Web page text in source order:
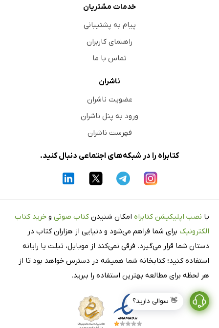
👋 سوالی دارید؟
خدمات مشتریان
پیام به پشتیبانی
راهنمای کاربران
تماس با ما
ناشران
عضویت ناشران
ورود به پنل ناشران
فهرست ناشران
کتابراه را در شبکه‌های اجتماعی دنبال کنید.
با نصب اپلیکیشن کتابراه امکان شنیدن کتاب صوتی و خرید کتاب
الکترونیک برای شما فراهم می‌شود و دنیایی از هزاران کتاب در
دستان شما قرار می‌گیرد. فرقی نمی‌کند از موبایل، تبلت یا رایانه
استفاده کنید؛ کتابخانه شما همیشه در دسترس خواهد بود تا از
هر لحظه برای مطالعه بهترین استفاده را ببرید.